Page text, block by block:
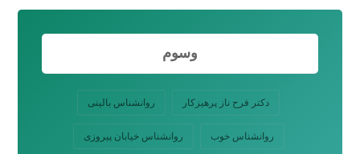
وسوم
دکتر فرح ناز پرهیزکار روانشناس بالینی
روانشناس خوب روانشناس خیابان پیروزی